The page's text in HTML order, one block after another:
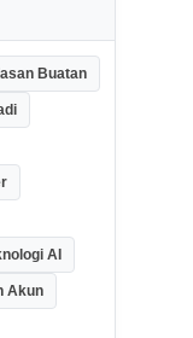
Buatan
AI
Akun